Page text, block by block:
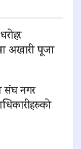
अखारी पूजा
संघ नगर